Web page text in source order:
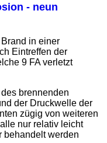
- neun
in einer
Eintreffen der
9 FA verletzt
brennenden
der Druckwelle der
zügig von weiteren
nur relativ leicht
behandelt werden